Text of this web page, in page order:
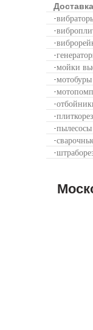
-
-
-
-
-мойки
-
-
-
-
-
-
-